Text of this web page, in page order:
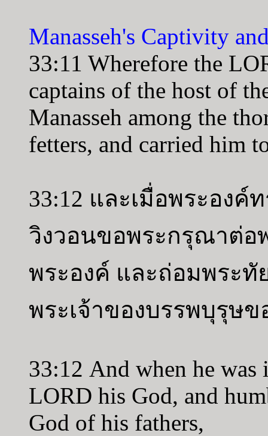
Manasseh's Captivity
33:11 Wherefore the
captains of the host of
Manasseh among the
fetters, and carried him
33:12 และเมื่อพระองค์
วิงวอนขอพระกรุณาต่อ
พระองค์ และถ่อมพระทั
พระเจ้าของบรรพบุรุษข
33:12 And when he
LORD his God, and
God of his fathers,